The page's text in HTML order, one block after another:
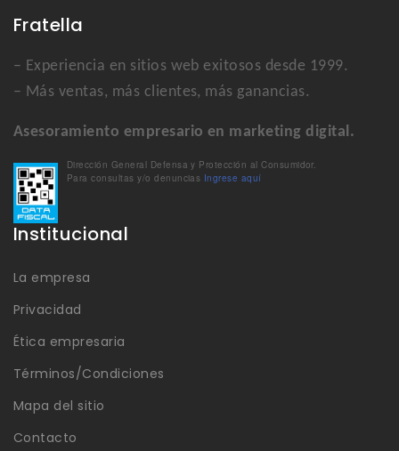
Fratella
– Experiencia en sitios web exitosos desde 1999.
– Más ventas, más clientes, más ganancias.
Asesoramiento empresario en marketing digital.
Dirección General Defensa y Protección al Consumidor.
Para consultas y/o denuncias Ingrese aquí
Institucional
La empresa
Privacidad
Ética empresaria
Términos/Condiciones
Mapa del sitio
Contacto